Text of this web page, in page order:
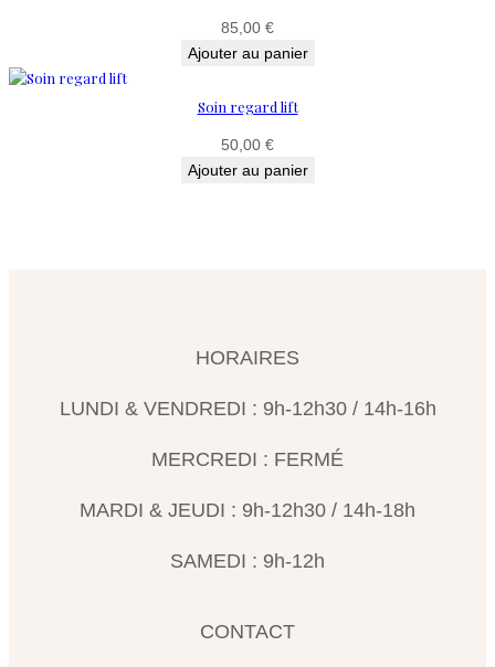
85,00 €
Ajouter au panier
Soin regard lift
50,00 €
Ajouter au panier
HORAIRES
LUNDI & VENDREDI : 9h-12h30 / 14h-16h
MERCREDI : FERMÉ
MARDI & JEUDI : 9h-12h30 / 14h-18h
SAMEDI : 9h-12h
CONTACT